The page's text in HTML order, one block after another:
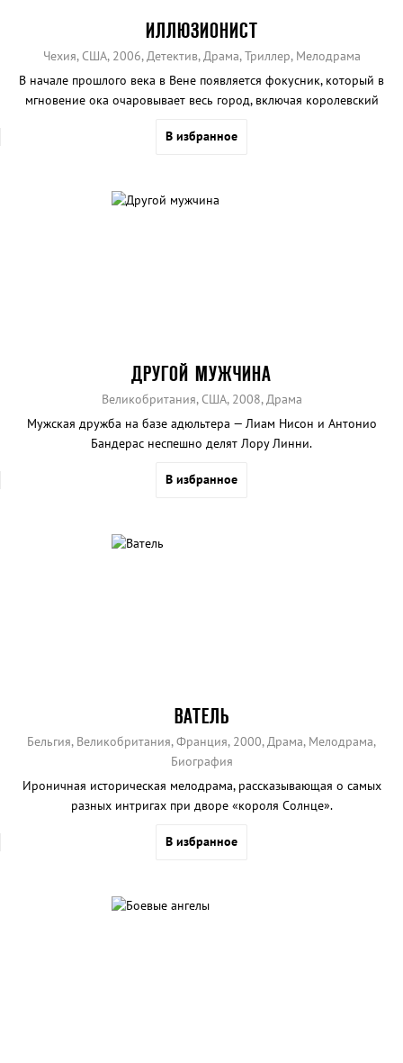
ИЛЛЮЗИОНИСТ
Чехия, США, 2006, Детектив, Драма, Триллер, Мелодрама
В начале прошлого века в Вене появляется фокусник, который в
мгновение ока очаровывает весь город, включая королевский
В избранное
ДРУГОЙ МУЖЧИНА
Великобритания, США, 2008, Драма
Мужская дружба на базе адюльтера — Лиам Нисон и Антонио
Бандерас неспешно делят Лору Линни.
В избранное
ВАТЕЛЬ
Бельгия, Великобритания, Франция, 2000, Драма, Мелодрама,
Биография
Ироничная историческая мелодрама, рассказывающая о самых
разных интригах при дворе «короля Солнце».
В избранное